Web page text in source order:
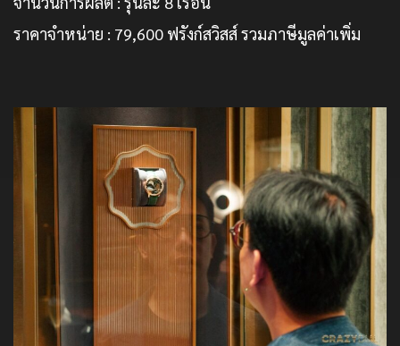
ราคาจำหน่าย : 79,600 ฟรังก์สวิสส์ รวมภาษีมูลค่าเพิ่ม